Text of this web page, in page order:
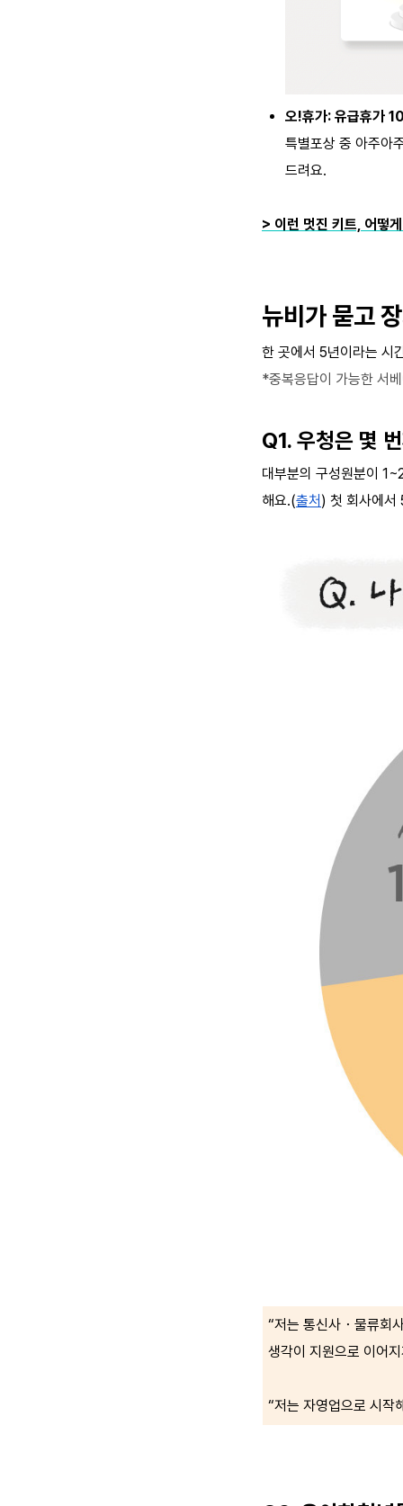
오!휴가: 유급휴가
특별포상 중 아주아
드려요.
> 이런 멋진 키트, 어떻
뉴비가 묻고
한 곳에서 5년이라는 시
*중복응답이 가능한 서
Q1. 우청은 몇
대부분의 구성원분이
해요.(출처 ) 첫 회사에서
“저는 통신사・물류회
생각이 지원으로 이어
“저는 자영업으로 시작